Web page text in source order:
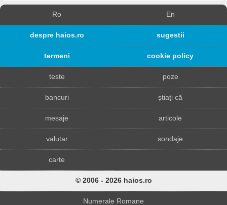
Ro En
despre haios.ro sugestii
termeni cookie policy
teste poze
bancuri știați că
mesaje articole
valutar sondaje
carte
© 2006 - 2026 haios.ro
Numerale Romane